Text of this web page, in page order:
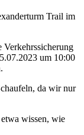
Trail im
um 10:00
da wir nur
wissen, wie